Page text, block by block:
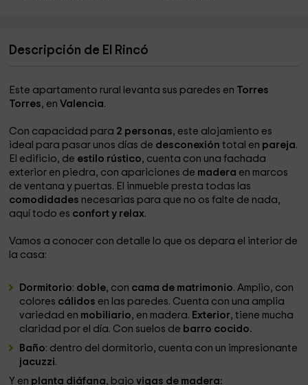
Descripción de El Rincó
Este apartamento rural levanta sus paredes en Torres
Torres, enValencia.
Con capacidad para 2 personas, este alojamiento es
ideal para pasar unos días de desconexióntotal en pareja.
El edificio, de estilo rústico, cuenta con una fachada
exterior en piedra, con apariciones de madera en marcos
de ventana y puertas. El inmueble presta todas las
comodidades necesarias para que no os falte de nada,
aquí todo es confort y relax.
Vamos a conocer con detalle lo que os depara el interior de
la casa:
Dormitorio: doble, con cama de matrimonio. Amplio, con
colores cálidos en las paredes. Cuenta con una amplia
variedad en mobiliario, en madera. Exterior, tiene mucha
claridad por el día. Con suelos de barro cocido.
Baño: dentro del dormitorio, cuenta con un impresionante
jacuzzi.
Y en planta diáfana, bajovigas de madera: